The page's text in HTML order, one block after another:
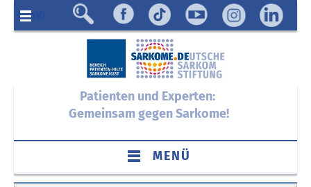
Menü
Patienten und Experten:
Gemeinsam gegen Sarkome!
MENÜ